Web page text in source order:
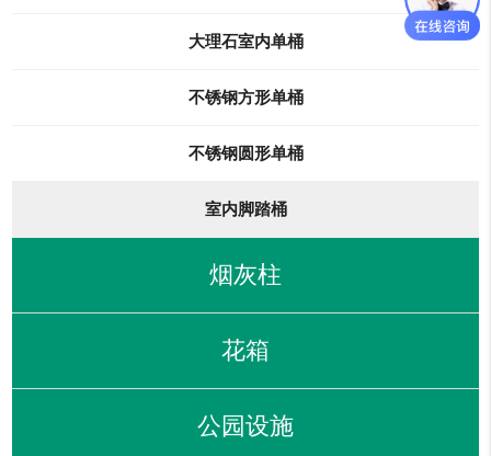
大理石室内单桶
不锈钢方形单桶
不锈钢圆形单桶
室内脚踏桶
烟灰柱
花箱
公园设施